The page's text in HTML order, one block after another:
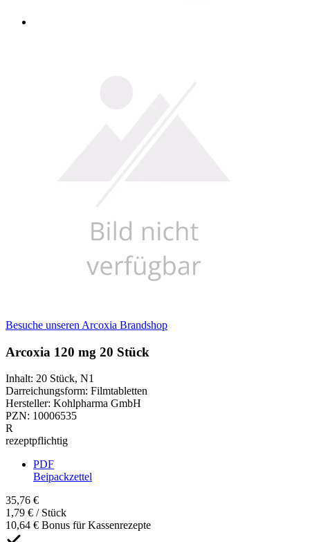
Besuche unseren Arcoxia Brandshop
Arcoxia 120 mg 20 Stück
Inhalt: 20 Stück, N1
Darreichungsform: Filmtabletten
Hersteller: Kohlpharma GmbH
PZN: 10006535
R
rezeptpflichtig
PDF
Beipackzettel
35,76 €
1,79 € / Stück
10,64 € Bonus für Kassenrezepte